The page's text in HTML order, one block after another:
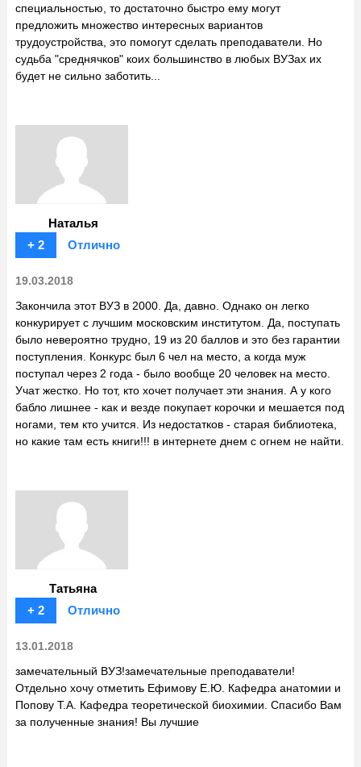
специальностью, то достаточно быстро ему могут
предложить множество интересных вариантов
трудоустройства, это помогут сделать преподаватели. Но
судьба "среднячков" коих большинство в любых ВУЗах их
будет не сильно заботить...
Наталья
+ 2
Отлично
19.03.2018
Закончила этот ВУЗ в 2000. Да, давно. Однако он легко
конкурирует с лучшим московским институтом. Да, поступать
было невероятно трудно, 19 из 20 баллов и это без гарантии
поступления. Конкурс был 6 чел на место, а когда муж
поступал через 2 года - было вообще 20 человек на место.
Учат жестко. Но тот, кто хочет получает эти знания. А у кого
бабло лишнее - как и везде покупает корочки и мешается под
ногами, тем кто учится. Из недостатков - старая библиотека,
но какие там есть книги!!! в интернете днем с огнем не найти.
Татьяна
+ 2
Отлично
13.01.2018
замечательный ВУЗ!замечательные преподаватели!
Отдельно хочу отметить Ефимову Е.Ю. Кафедра анатомии и
Попову Т.А. Кафедра теоретической биохимии. Спасибо Вам
за полученные знания! Вы лучшие